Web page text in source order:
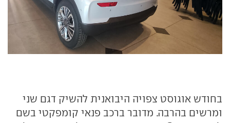
בחודש אוגוסט צפויה היבואנית להשיק דגם שני
ומרשים בהרבה. מדובר ברכב פנאי קומפקטי בשם